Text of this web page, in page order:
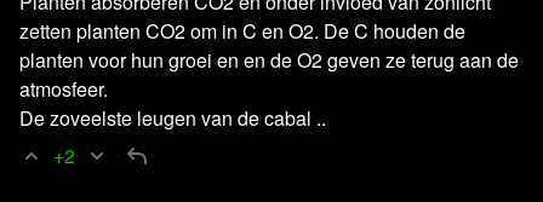
Steun je ons?
zetten planten CO2 om in C en O2. De C houden de
planten voor hun groei en en de O2 geven ze terug aan de
atmosfeer.
De zoveelste leugen van de cabal ..
+2